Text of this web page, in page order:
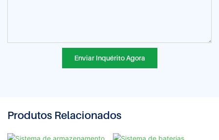
Enviar Inquérito Agora
Produtos Relacionados